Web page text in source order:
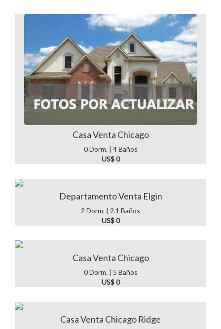
Casa Venta Chicago
0 Dorm. | 4 Baños
US$ 0
Departamento Venta Elgin
2 Dorm. | 2.1 Baños
US$ 0
Casa Venta Chicago
0 Dorm. | 5 Baños
US$ 0
Casa Venta Chicago Ridge